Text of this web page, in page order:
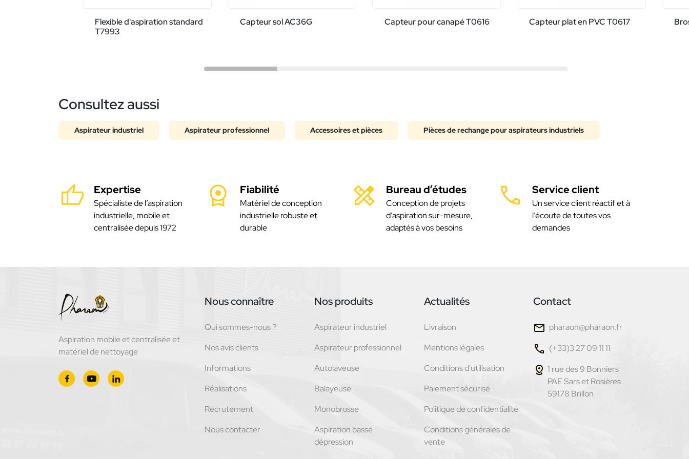
Flexible d'aspiration standard
T7993
Capteur sol AC36G Capteur pour canapé T0616 Capteur plat en PVC T0617
Consultez aussi
Aspirateur industriel Aspirateur professionnel Accessoires et pièces Pièces de rechange pour aspirateurs industriels
Expertise
Spécialiste de l’aspiration
industrielle, mobile et
centralisée depuis 1972
Fiabilité
Matériel de conception
industrielle robuste et
durable
Bureau d’études
Conception de projets
d’aspiration sur-mesure,
adaptés à vos besoins
Service client
Un service client réactif et à
l’écoute de toutes vos
demandes
Aspiration mobile et centralisée et
matériel de nettoyage
Nous connaître
Qui sommes-nous ?
Nos avis clients
Informations
Réalisations
Recrutement
Nous contacter
Nos produits
Aspirateur industriel
Aspirateur professionnel
Autolaveuse
Balayeuse
Monobrosse
Aspiration basse
dépression
Actualités
Livraison
Mentions légales
Conditions d'utilisation
Paiement sécurisé
Politique de confidentialité
Conditions générales de
vente
Contact
pharaon@pharaon.fr
(+33)3 27 09 11 11
1 rue des 9 Bonniers
PAE Sars et Rosières
59178 Brillon